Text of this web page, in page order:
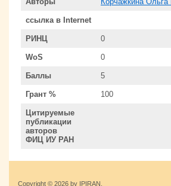
ссылка в Internet
РИНЦ 0
WoS 0
Баллы 5
Грант % 100
Цитируемые
публикации
авторов
ФИЦ ИУ РАН
Copyright © 2026 by IPIRAN.